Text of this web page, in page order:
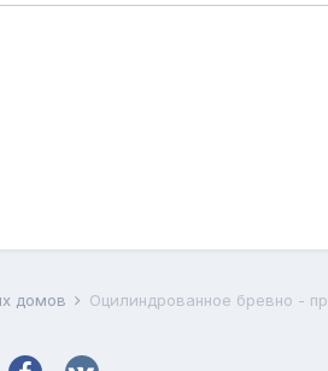
домов Оцилиндрованное бревно -